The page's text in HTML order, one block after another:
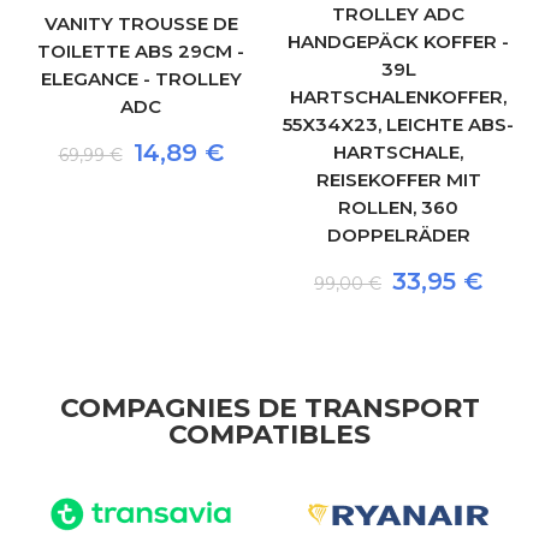
VANITY TROUSSE DE
TOILETTE ABS 29CM -
ELEGANCE - TROLLEY
ADC
69,99 € 14,89 €
TROLLEY ADC
HANDGEPÄCK KOFFER -
39L
HARTSCHALENKOFFER,
55X34X23, LEICHTE ABS-
HARTSCHALE,
REISEKOFFER MIT
ROLLEN, 360
DOPPELRÄDER
99,00 € 33,95 €
COMPAGNIES DE TRANSPORT
COMPATIBLES